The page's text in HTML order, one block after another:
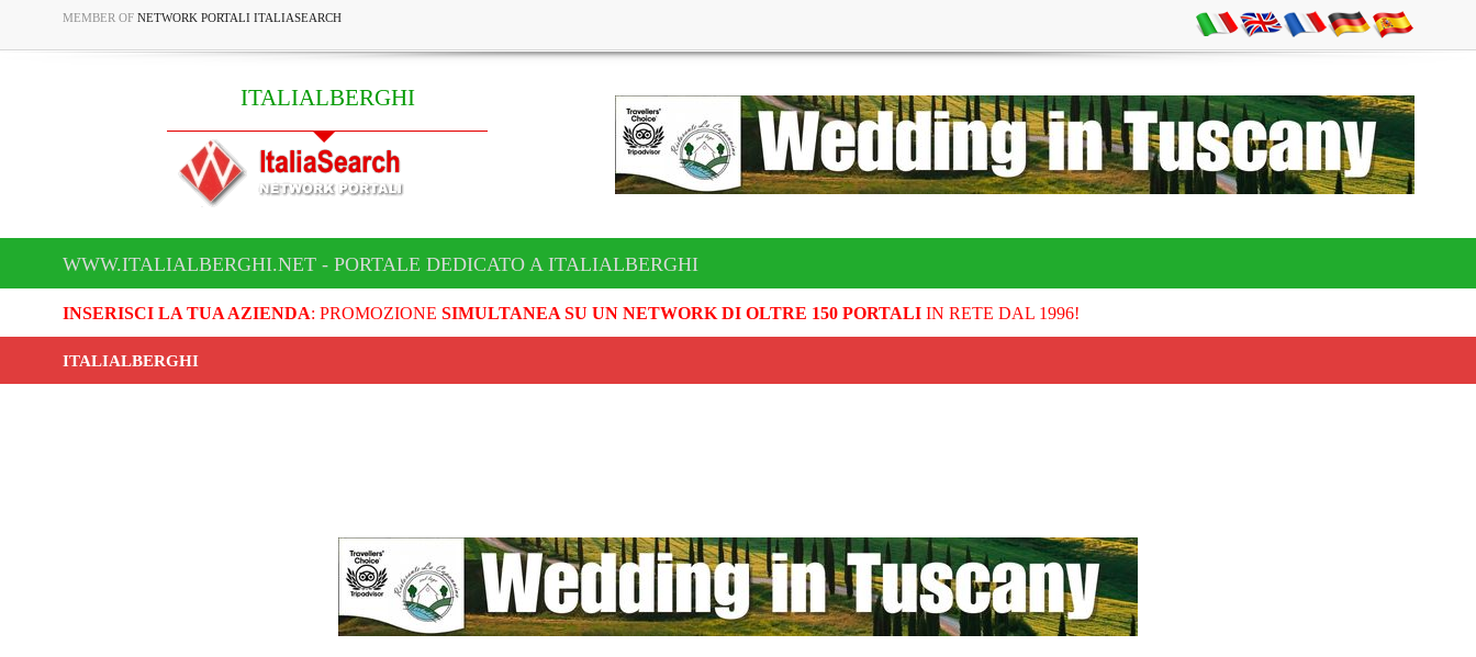
MEMBER OF NETWORK PORTALI ITALIASEARCH
ITALIALBERGHI
WWW.ITALIALBERGHI.NET - PORTALE DEDICATO A ITALIALBERGHI
INSERISCI LA TUA AZIENDA: PROMOZIONE SIMULTANEA SU UN NETWORK DI OLTRE 150 PORTALIIN RETE DAL 1996!
ITALIALBERGHI